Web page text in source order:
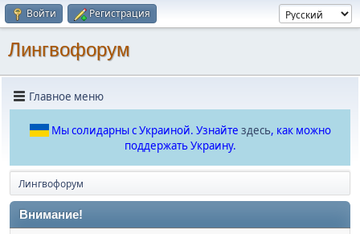
Войти Регистрация
Лингвофорум
Главное меню
Мы солидарны с Украиной. Узнайте здесь, как можно
поддержать Украину.
Лингвофорум
Внимание!